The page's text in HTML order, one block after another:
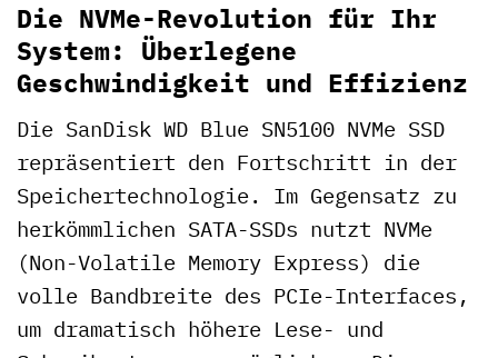
Die NVMe-Revolution für Ihr
System: Überlegene
Geschwindigkeit und Effizienz
Die SanDisk WD Blue SN5100 NVMe SSD
repräsentiert den Fortschritt in der
Speichertechnologie. Im Gegensatz zu
herkömmlichen SATA-SSDs nutzt NVMe
(Non-Volatile Memory Express) die
volle Bandbreite des PCIe-Interfaces,
um dramatisch höhere Lese- und